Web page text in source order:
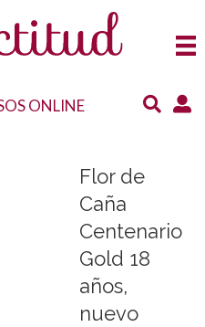
ONLINE
Flor de
Caña
Centenario
Gold 18
años,
nuevo